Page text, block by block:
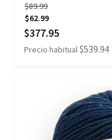
$89.99
$62.99
Precio especial
$377.95
Precio habitual$539.94